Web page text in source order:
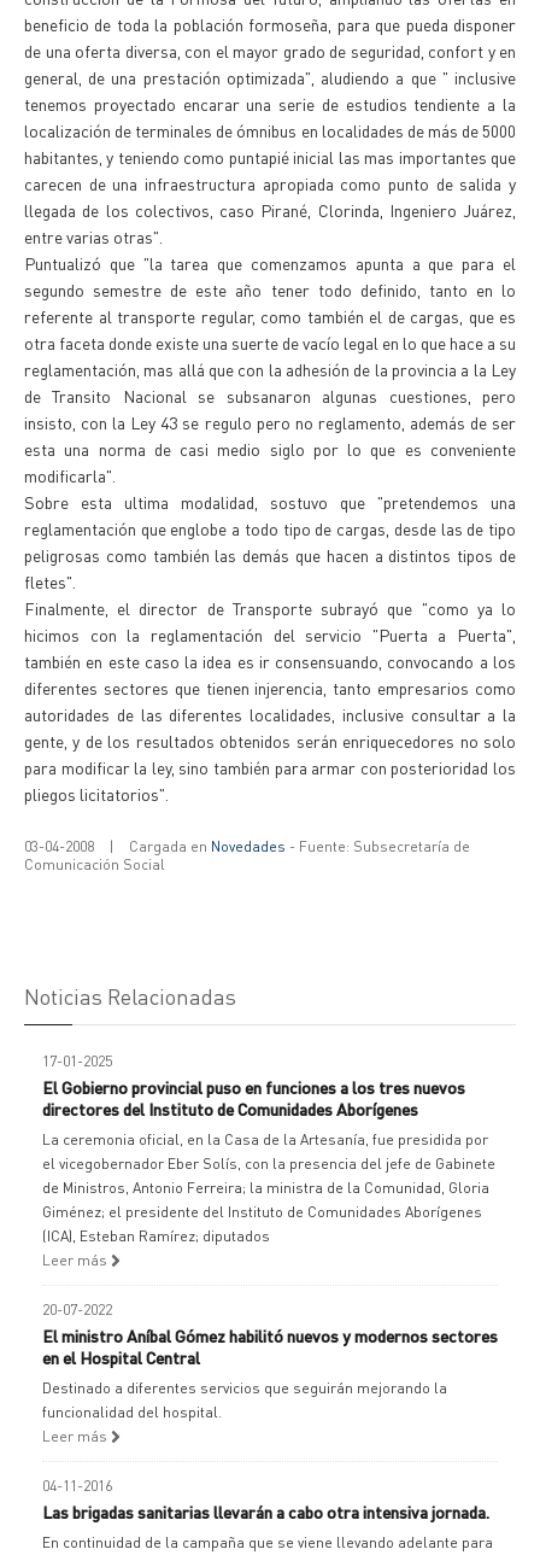
beneficio de toda la población formoseña, para que pueda disponer
de una oferta diversa, con el mayor grado de seguridad, confort y en
general, de una prestación optimizada", aludiendo a que " inclusive
tenemos proyectado encarar una serie de estudios tendiente a la
localización de terminales de ómnibus en localidades de más de 5000
habitantes, y teniendo como puntapié inicial las mas importantes que
carecen de una infraestructura apropiada como punto de salida y
llegada de los colectivos, caso Pirané, Clorinda, Ingeniero Juárez,
entre varias otras".
Puntualizó que "la tarea que comenzamos apunta a que para el
segundo semestre de este año tener todo definido, tanto en lo
referente al transporte regular, como también el de cargas, que es
otra faceta donde existe una suerte de vacío legal en lo que hace a su
reglamentación, mas allá que con la adhesión de la provincia a la Ley
de Transito Nacional se subsanaron algunas cuestiones, pero
insisto, con la Ley 43 se regulo pero no reglamento, además de ser
esta una norma de casi medio siglo por lo que es conveniente
modificarla".
Sobre esta ultima modalidad, sostuvo que "pretendemos una
reglamentación que englobe a todo tipo de cargas, desde las de tipo
peligrosas como también las demás que hacen a distintos tipos de
fletes".
Finalmente, el director de Transporte subrayó que "como ya lo
hicimos con la reglamentación del servicio "Puerta a Puerta",
también en este caso la idea es ir consensuando, convocando a los
diferentes sectores que tienen injerencia, tanto empresarios como
autoridades de las diferentes localidades, inclusive consultar a la
gente, y de los resultados obtenidos serán enriquecedores no solo
para modificar la ley, sino también para armar con posterioridad los
pliegos licitatorios".
03-04-2008 | Cargada en Novedades - Fuente: Subsecretaría de
Comunicación Social
Noticias Relacionadas
17-01-2025
El Gobierno provincial puso en funciones a los tres nuevos
directores del Instituto de Comunidades Aborígenes
La ceremonia oficial, en la Casa de la Artesanía, fue presidida por
el vicegobernador Eber Solís, con la presencia del jefe de Gabinete
de Ministros, Antonio Ferreira; la ministra de la Comunidad, Gloria
Giménez; el presidente del Instituto de Comunidades Aborígenes
(ICA), Esteban Ramírez; diputados
Leer más
20-07-2022
El ministro Aníbal Gómez habilitó nuevos y modernos sectores
en el Hospital Central
Destinado a diferentes servicios que seguirán mejorando la
funcionalidad del hospital.
Leer más
04-11-2016
Las brigadas sanitarias llevarán a cabo otra intensiva jornada.
En continuidad de la campaña que se viene llevando adelante para